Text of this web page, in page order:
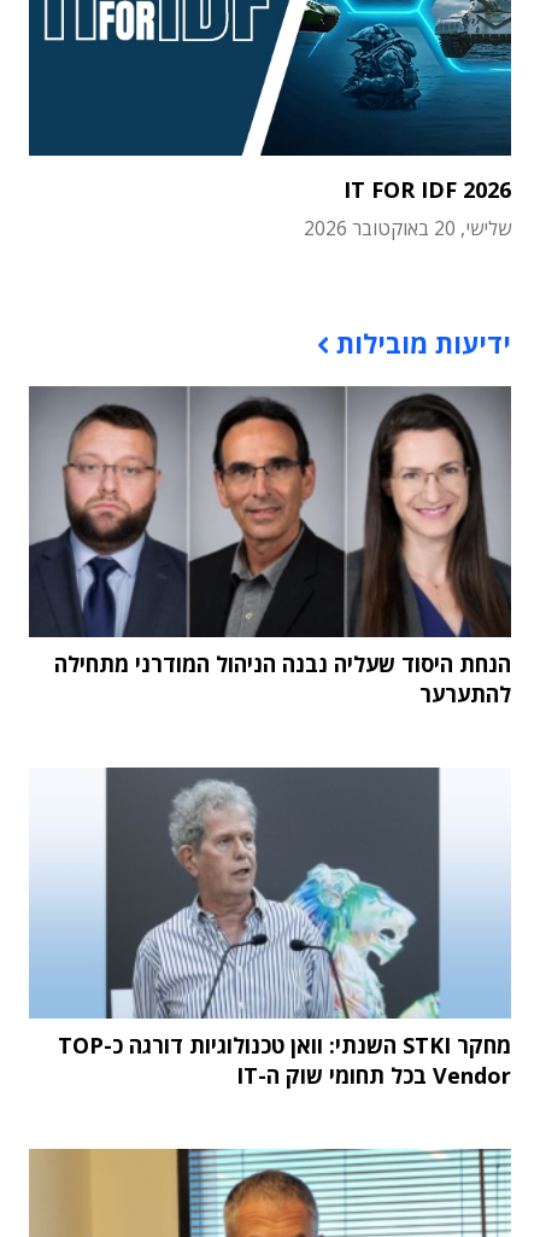
IT FOR IDF 2026
שלישי, 20 באוקטובר 2026
ידיעות מובילות
הנחת היסוד שעליה נבנה הניהול המודרני מתחילה
להתערער
מחקר STKI השנתי: וואן טכנולוגיות דורגה כ-TOP
Vendor בכל תחומי שוק ה-IT